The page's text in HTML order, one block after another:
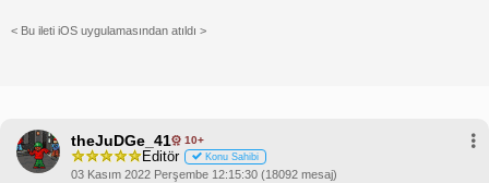
< Bu ileti iOS uygulamasından atıldı >
theJuDGe_41 10+
Editör Konu Sahibi
03 Kasım 2022 Perşembe 12:15:30 (18092 mesaj)